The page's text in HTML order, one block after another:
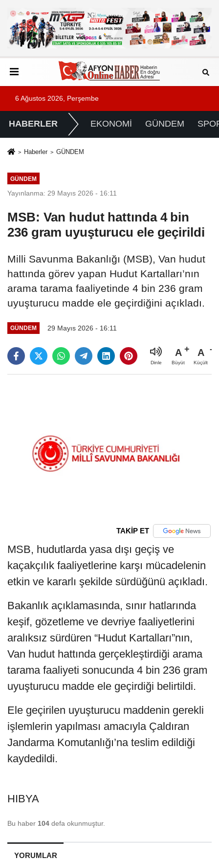
6 Ağustos 2026, Perşembe
HABERLER EKONOMİ GÜNDEM
Haberler GÜNDEM
GÜNDEM
Yayınlanma: 29 Mayıs 2026 - 16:11
MSB: Van hudut hattında 4 bin
236 gram uyuşturucu ele geçirildi
Milli Savunma Bakanlığı (MSB), Van hudut
hattında görev yapan Hudut Kartalları’nın
arama tarama faaliyetinde 4 bin 236 gram
uyuşturucu madde ele geçirdiğini açıkladı.
GÜNDEM 29 Mayıs 2026 - 16:11
Dinle
A
Büyüt
A
Küçült
TAKİP ET
MSB, hudutlarda yasa dışı geçiş ve
kaçakçılık faaliyetlerine karşı mücadelenin
etkin ve kararlı şekilde sürdüğünü açıkladı.
Bakanlık açıklamasında, sınır hatlarında
keşif, gözetleme ve devriye faaliyetlerini
aralıksız sürdüren “Hudut Kartalları”nın,
Van hudut hattında gerçekleştirdiği arama
tarama faaliyeti sonucunda 4 bin 236 gram
uyuşturucu madde ele geçirdiği belirtildi.
Ele geçirilen uyuşturucu maddenin gerekli
işlemlerin yapılması amacıyla Çaldıran
Jandarma Komutanlığı’na teslim edildiği
kaydedildi.
HIBYA
Bu haber 104 defa okunmuştur.
YORUMLAR